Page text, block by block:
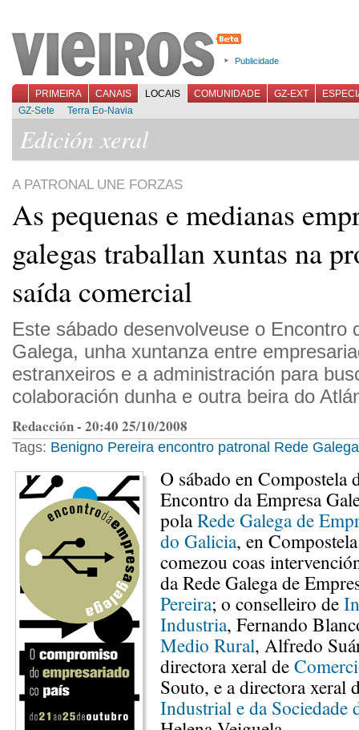
Publicidade
PRIMEIRA CANAIS LOCAIS COMUNIDADE GZ-EXT
GZ-Sete
Terra Eo-Navia
Edición xeral
A PATRONAL UNE FORZAS
As pequenas e medianas
galegas traballan xuntas na
saída comercial
Este sábado desenvolveuse o Encontro
Galega, unha xuntanza entre
estranxeiros e a administración para
colaboración dunha e outra beira do
Redacción - 20:40 25/10/2008
Tags: Benigno Pereira encontro patronal Rede
O sábado en Compostela
Encontro da Empresa
polaRede Galega de
do Galicia, en
comezou coas
da Rede Galega de
Pereira; o conselleiro de
Industria, Fernando
Medio Rural, Alfredo
directora xeral de
Souto, e a directora xeral
Industrial e da Sociedade